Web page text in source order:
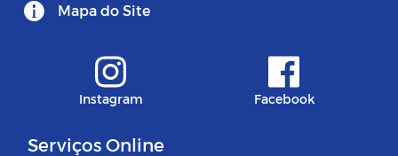
Mapa do Site
Instagram Facebook
Serviços Online